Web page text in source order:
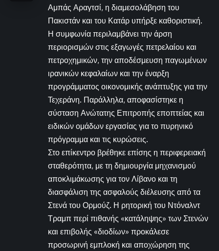
Αμπάς Αραγτσί, η διαμεσολάβηση του
Πακιστάν και του Κατάρ υπήρξε καθοριστική.
Η συμφωνία περιλαμβάνει την άρση
περιορισμών στις εξαγωγές πετρελαίου και
πετροχημικών, την αποδέσμευση παγωμένων
ιρανικών κεφαλαίων και την έναρξη
προγράμματος οικονομικής ανάπτυξης για την
Τεχεράνη. Παράλληλα, αποφασίστηκε η
σύσταση Ανώτατης Επιτροπής εποπτείας και
ειδικών ομάδων εργασίας για το πυρηνικό
πρόγραμμα και τις κυρώσεις.
Στο επίκεντρο βρέθηκε επίσης η περιφερειακή
σταθερότητα, με τη δημιουργία μηχανισμού
αποκλιμάκωσης για τον Λίβανο και τη
διασφάλιση της ασφαλούς διέλευσης από τα
Στενά του Ορμούζ. Η ρητορική του Ντόναλντ
Τραμπ περί πιθανής «κατάληψης» των Στενών
και επιβολής «διοδίων» προκάλεσε
προσωρινή εμπλοκή και αποχώρηση της